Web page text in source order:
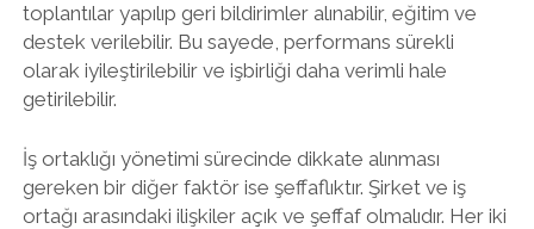
toplantılar yapılıp geri bildirimler alınabilir, eğitim ve
destek verilebilir. Bu sayede, performans sürekli
olarak iyileştirilebilir ve işbirliği daha verimli hale
getirilebilir.
İş ortaklığı yönetimi sürecinde dikkate alınması
gereken bir diğer faktör ise şeffaflıktır. Şirket ve iş
ortağı arasındaki ilişkiler açık ve şeffaf olmalıdır. Her iki